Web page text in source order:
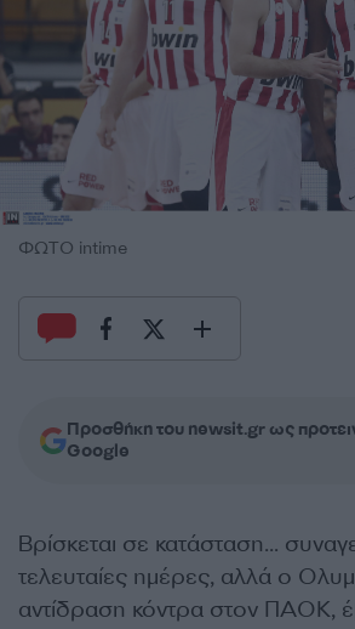
ΦΩΤΟ intime
Προσθήκη του newsit.gr ως
Google
Βρίσκεται σε κατάσταση…
τελευταίες ημέρες, αλλά ο
αντίδραση κόντρα στον ΠΑΟΚ,